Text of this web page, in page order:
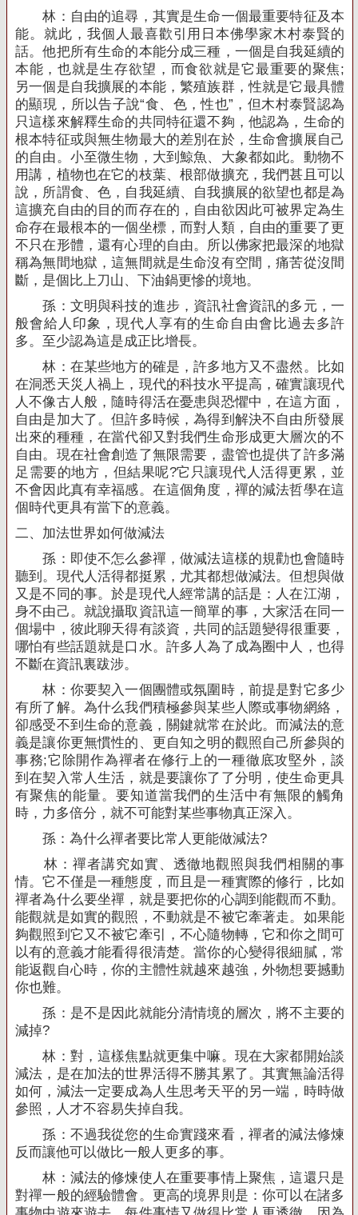
林：自由的追尋，其實是生命一個最重要特征及本
能。就此，我個人最喜歡引用日本佛學家木村泰賢的
話。他把所有生命的本能分成三種，一個是自我延續的
本能，也就是生存欲望，而食欲就是它最重要的聚焦;
另一個是自我擴展的本能，繁殖族群，性就是它最具體
的顯現，所以告子說“食、色，性也”，但木村泰賢認為
只這樣來解釋生命的共同特征還不夠，他認為，生命的
根本特征或與無生物最大的差別在於，生命會擴展自己
的自由。小至微生物，大到鯨魚、大象都如此。動物不
用講，植物也在它的枝葉、根部做擴充，我們甚且可以
說，所謂食、色，自我延續、自我擴展的欲望也都是為
這擴充自由的目的而存在的，自由欲因此可被界定為生
命存在最根本的一個坐標，而對人類，自由的重要了更
不只在形體，還有心理的自由。所以佛家把最深的地獄
稱為無間地獄，這無間就是生命沒有空間，痛苦從沒間
斷，是個比上刀山、下油鍋更慘的境地。
孫：文明與科技的進步，資訊社會資訊的多元，一
般會給人印象，現代人享有的生命自由會比過去多許
多。至少認為這是成正比增長。
林：在某些地方的確是，許多地方又不盡然。比如
在洞悉天災人禍上，現代的科技水平提高，確實讓現代
人不像古人般，隨時得活在憂患與恐懼中，在這方面，
自由是加大了。但許多時候，為得到解決不自由所發展
出來的種種，在當代卻又對我們生命形成更大層次的不
自由。現在社會創造了無限需要，盡管也提供了許多滿
足需要的地方，但結果呢?它只讓現代人活得更累，並
不會因此真有幸福感。在這個角度，禪的減法哲學在這
個時代更具有當下的意義。
二、加法世界如何做減法
孫：即使不怎么參禪，做減法這樣的規勸也會隨時
聽到。現代人活得都挺累，尤其都想做減法。但想與做
又是不同的事。於是現代人經常講的話是：人在江湖，
身不由己。就說攝取資訊這一簡單的事，大家活在同一
個場中，彼此聊天得有談資，共同的話題變得很重要，
哪怕有些話題就是口水。許多人為了成為圈中人，也得
不斷在資訊裏跋涉。
林：你要契入一個團體或氛圍時，前提是對它多少
有所了解。為什么我們積極參與某些人際或事物網絡，
卻感受不到生命的意義，關鍵就常在於此。而減法的意
義是讓你更無慣性的、更自知之明的觀照自己所參與的
事務;它除開作為禪者在修行上的一種徹底攻堅外，談
到在契入常人生活，就是要讓你了了分明，使生命更具
有聚焦的能量。要知道當我們的生活中有無限的觸角
時，力多倍分，就不可能對某些事物真正深入。
孫：為什么禪者要比常人更能做減法?
林：禪者講究如實、透徹地觀照與我們相關的事
情。它不僅是一種態度，而且是一種實際的修行，比如
禪者為什么要坐禪，就是要把你的心調到能觀而不動。
能觀就是如實的觀照，不動就是不被它牽著走。如果能
夠觀照到它又不被它牽引，不心隨物轉，它和你之間可
以有的意義才能看得很清楚。當你的心變得很細膩，常
能返觀自心時，你的主體性就越來越強，外物想要撼動
你也難。
孫：是不是因此就能分清情境的層次，將不主要的
減掉?
林：對，這樣焦點就更集中嘛。現在大家都開始談
減法，是在加法的世界活得不勝其累了。其實無論活得
如何，減法一定要成為人生思考天平的另一端，時時做
參照，人才不容易失掉自我。
孫：不過我從您的生命實踐來看，禪者的減法修煉
反而讓他可以做比一般人更多的事。
林：減法的修煉使人在重要事情上聚焦，這還只是
對禪一般的經驗體會。更高的境界則是：你可以在諸多